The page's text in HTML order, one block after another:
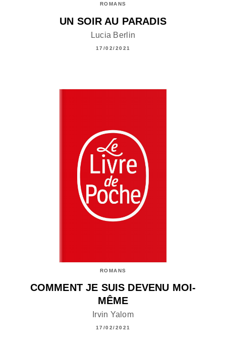
ROMANS
UN SOIR AU PARADIS
Lucia Berlin
17/02/2021
ROMANS
COMMENT JE SUIS DEVENU MOI-
MÊME
Irvin Yalom
17/02/2021